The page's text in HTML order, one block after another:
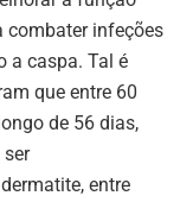
combater infeções
a caspa. Tal é
que entre 60
de 56 dias,
entre